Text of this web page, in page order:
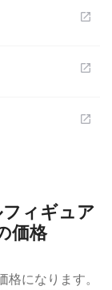
open_in_new
open_in_new
open_in_new
ィギュア
価格
になります。